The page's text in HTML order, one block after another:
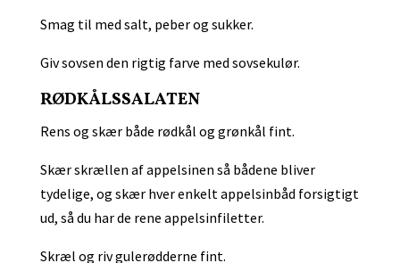
Smag til med salt, peber og sukker.
Giv sovsen den rigtig farve med sovsekulør.
RØDKÅLSSALATEN
Rens og skær både rødkål og grønkål fint.
Skær skrællen af appelsinen så bådene bliver
tydelige, og skær hver enkelt appelsinbåd forsigtigt
ud, så du har de rene appelsinfiletter.
Skræl og riv gulerødderne fint.